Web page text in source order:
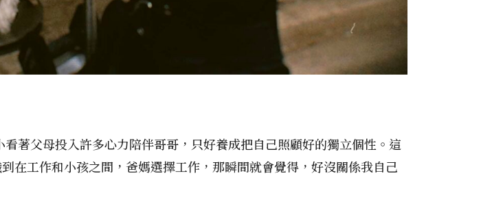
著父母投入許多心力陪伴哥哥，只好養成把自己照顧好的獨立個性。這
在工作和小孩之間，爸媽選擇工作，那瞬間就會覺得，好沒關係我自己